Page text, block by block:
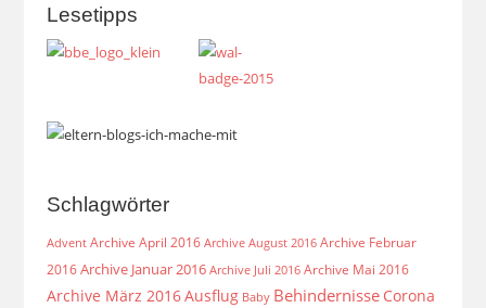
Lesetipps
Schlagwörter
Advent Archive April 2016 Archive August 2016 Archive Februar
2016 Archive Januar 2016 Archive Juli 2016 Archive Mai 2016
Archive März 2016Ausflug Baby Behindernisse Corona